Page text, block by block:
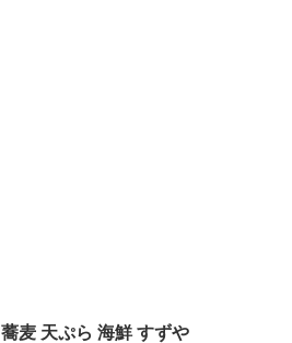
蕎麦 天ぷら 海鮮 すずや